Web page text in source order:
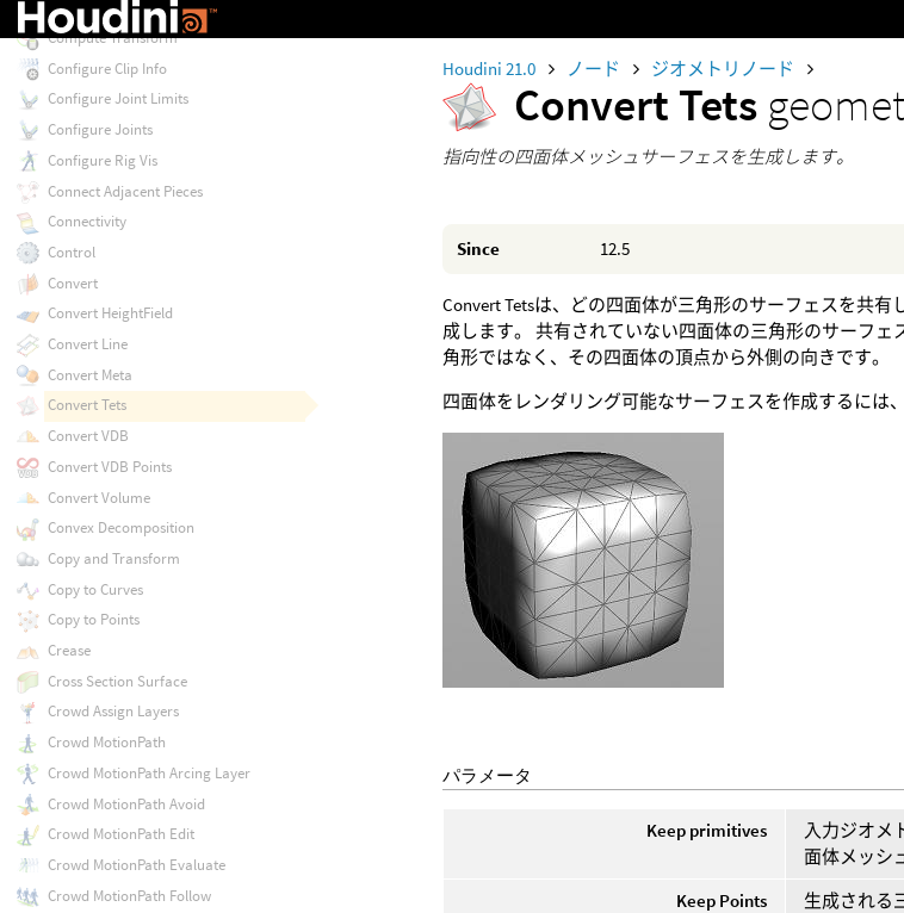
Houdini 21.0 ノード ジオメトリノード
Convert Tets
指向性の四面体メッシュサーフェスを生成します。
Since 12.5
Convert Tetsは、どの四面体が三角形のサーフェスを共
成します。 共有されていない四面体の三角形のサーフ
角形ではなく、その四面体の頂点から外側の向きです。
四面体をレンダリング可能なサーフェスを作成するには
パラメータ
Keep primitives
入力ジオメ
面体メッシ
Keep Points
生成される
Compute Rig Pose
Compute Transform
Configure Clip Info
Configure Joint Limits
Configure Joints
Configure Rig Vis
Connect Adjacent Pieces
Connectivity
Control
Convert
Convert HeightField
Convert Line
Convert Meta
Convert Tets
Convert VDB
Convert VDB Points
Convert Volume
Convex Decomposition
Copy and Transform
Copy to Curves
Copy to Points
Crease
Cross Section Surface
Crowd Assign Layers
Crowd MotionPath
Crowd MotionPath Arcing Layer
Crowd MotionPath Avoid
Crowd MotionPath Edit
Crowd MotionPath Evaluate
Crowd MotionPath Follow